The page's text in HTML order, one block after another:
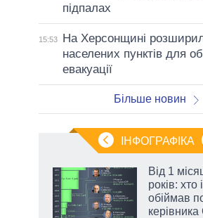
підпалах
15:53
На Херсонщині
населених пунктів для
евакуації
Більше новин
ІНФОГРАФІКА
Від 1
років: хто
обіймав